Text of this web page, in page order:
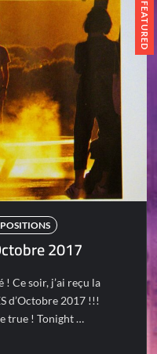
FEATURED
2017
! Ce soir, j’ai reçu la
d’Octobre 2017 !!!
true ! Tonight …